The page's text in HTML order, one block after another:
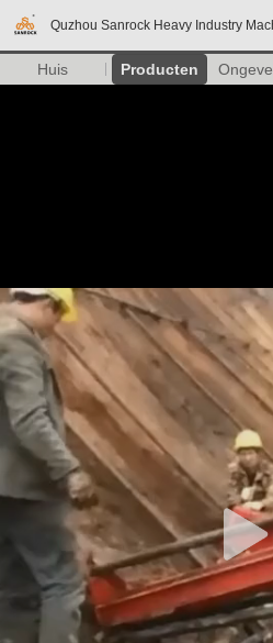
Quzhou Sanrock Heavy Industry
Huis Producten